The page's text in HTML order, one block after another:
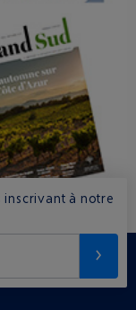
inscrivant à notre